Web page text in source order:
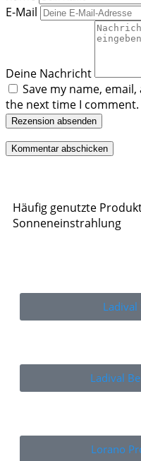
E-Mail
Deine Nachricht
Save my name,
the next time I comment.
Rezension absenden
Häufig genutzte
Sonneneinstrahlung
Ladival
Ladival
Lorano